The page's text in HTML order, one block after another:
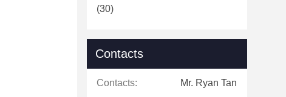
(30)
Contacts
Contacts: Mr. Ryan Tan